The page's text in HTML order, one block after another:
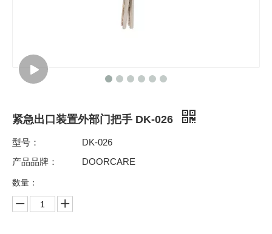
紧急出口装置外部门把手 DK-026
型号：
DK-026
产品品牌：
DOORCARE
数量：